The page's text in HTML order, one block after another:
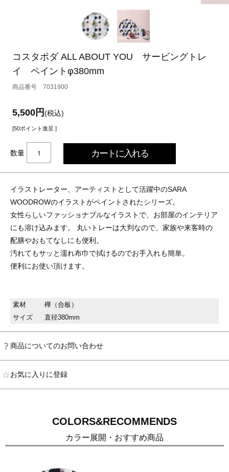
コスタボダ ALL ABOUT YOU サービングトレ
イ ペイントφ380mm
7031900
5,500円(税込)
[50ポイント進呈 ]
数量
イラストレーター、アーティストとして活躍中のSARA
WOODROWのイラストがペイントされたシリーズ。
女性らしいファッショナブルなイラストで、お部屋のインテリア
にも溶け込みます。 丸いトレーは大判なので、家族や来客時の
配膳やおもてなしにも便利。
汚れてもサッと濡れ布巾で拭けるのでお手入れも簡単。
便利にお使い頂けます。
素材
樺（合板）
サイズ
直径380mm
商品についてのお問い合わせ
お気に入りに登録
COLORS&RECOMMENDS
カラー展開・おすすめ商品